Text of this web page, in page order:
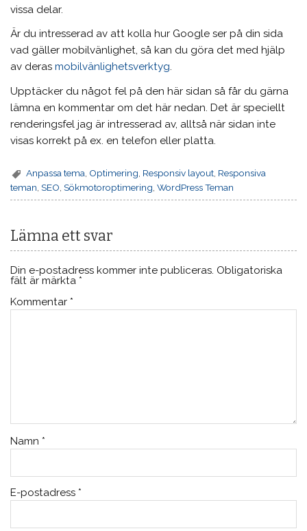
vissa delar.
Är du intresserad av att kolla hur Google ser på din sida
vad gäller mobilvänlighet, så kan du göra det med hjälp
av derasmobilvänlighetsverktyg.
Upptäcker du något fel på den här sidan så får du gärna
lämna en kommentar om det här nedan. Det är speciellt
renderingsfel jag är intresserad av, alltså när sidan inte
visas korrekt på ex. en telefon eller platta.
Anpassa tema Optimering Responsiv layout Responsiva
teman,SEO,Sökmotoroptimering,WordPress Teman
Lämna ett svar
Din e-postadress kommer inte publiceras. Obligatoriska
fält är märkta *
Kommentar *
Namn *
E-postadress *